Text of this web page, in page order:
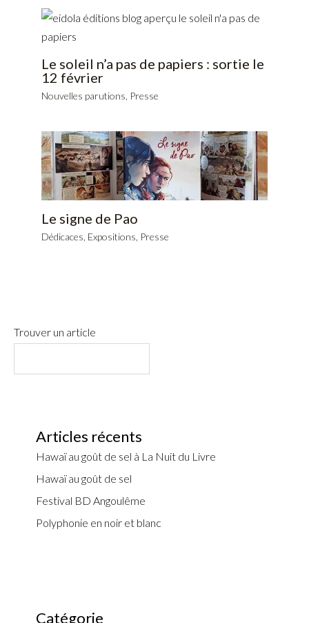
Le soleil n’a pas de papiers : sortie le
12 février
Nouvelles parutions, Presse
Le signe de Pao
Dédicaces Expositions Presse
Trouver un article
Articles récents
Hawaï au goût de sel à La Nuit du Livre
Hawaï au goût de sel
Festival BD Angoulême
Polyphonie en noir et blanc
Catégorie